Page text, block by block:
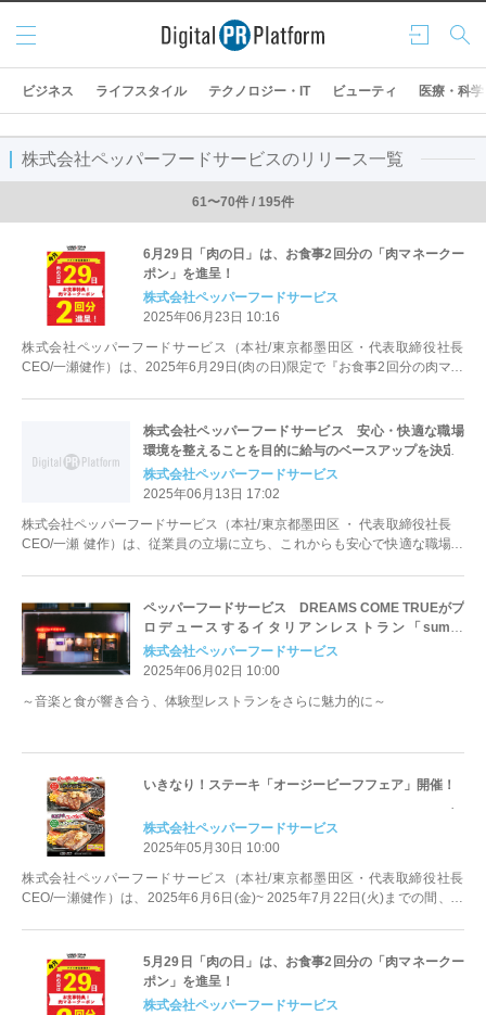
ログ
イン
検索
メニ
ュー
ビジネス ライフスタイル テクノロジー・IT ビューティ 医療・科学
株式会社ペッパーフードサービスのリリース一覧
61〜70件 / 195件
6月29日「肉の日」は、お食事2回分の「肉マネークー
ポン」を進呈！
株式会社ペッパーフードサービス
2025年06月23日 10:16
株式会社ペッパーフードサービス（本社/東京都墨田区・代表取締役社長
CEO/一瀬健作）は、2025年6月29日(肉の日)限定で『お食事2回分の肉マネ
株式会社ペッパーフードサービス 安心・快適な職場
環境を整えることを目的に給与のベースアップを決定
株式会社ペッパーフードサービス
2025年06月13日 17:02
株式会社ペッパーフードサービス（本社/東京都墨田区 ・ 代表取締役社長
CEO/一瀬 健作）は、従業員の立場に立ち、これからも安心で快適な職場環
ペッパーフードサービス DREAMS COME TRUEがプ
ロデュースするイタリアンレストラン「sumile
TOKYO」の運営サポートを開始
株式会社ペッパーフードサービス
2025年06月02日 10:00
～音楽と食が響き合う、体験型レストランをさらに魅力的に～
いきなり！ステーキ「オージービーフフェア」開催！
株式会社ペッパーフードサービス
2025年05月30日 10:00
株式会社ペッパーフードサービス（本社/東京都墨田区・代表取締役社長
CEO/一瀬健作）は、2025年6月6日(金)~ 2025年7月22日(火)までの間、い
5月29日「肉の日」は、お食事2回分の「肉マネークー
ポン」を進呈！
株式会社ペッパーフードサービス